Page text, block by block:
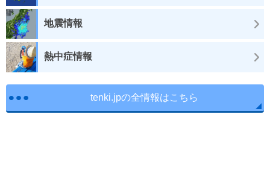
地震情報
熱中症情報
tenki.jpの全情報はこちら